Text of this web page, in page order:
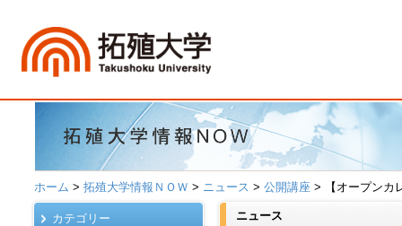
ホーム >拓殖大学情報ＮＯＷ > ニュース >公開講座 > 【オープンカ
ニュース
カテゴリー